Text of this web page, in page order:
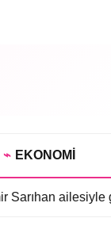
⌁ EKONOMİ
geliyor•